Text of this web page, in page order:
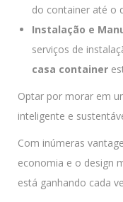
do container até o
Instalação e
serviços de
casa container
Optar por morar em
inteligente e
Com inúmeras
economia e o design
está ganhando cada